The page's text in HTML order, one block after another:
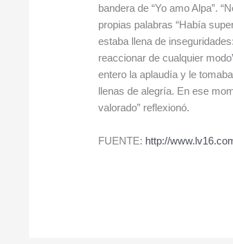
bandera de “Yo amo Alpa”.
propias palabras “Había
estaba llena de
reaccionar de cualquier
entero la aplaudía y le
llenas de alegría. En ese
valorado” reflexionó.
FUENTE: http://